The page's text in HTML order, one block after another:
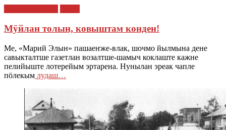
Мӱйлан толын, ковыштам конден!
Ме, «Марий Элын» пашаеҥже-влак, шочмо йылмына дене
савыкталтше газетлан возалтше-шамыч коклаште кажне
пелийыште лотерейым эртарена. Нунылан эреак чапле
пӧлекым лудаш…